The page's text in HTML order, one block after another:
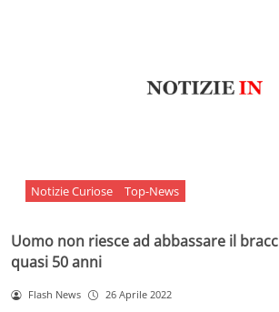
Notizie Curiose Top-News
Uomo non riesce ad abbassare il
quasi 50 anni
Flash News 26 Aprile 2022